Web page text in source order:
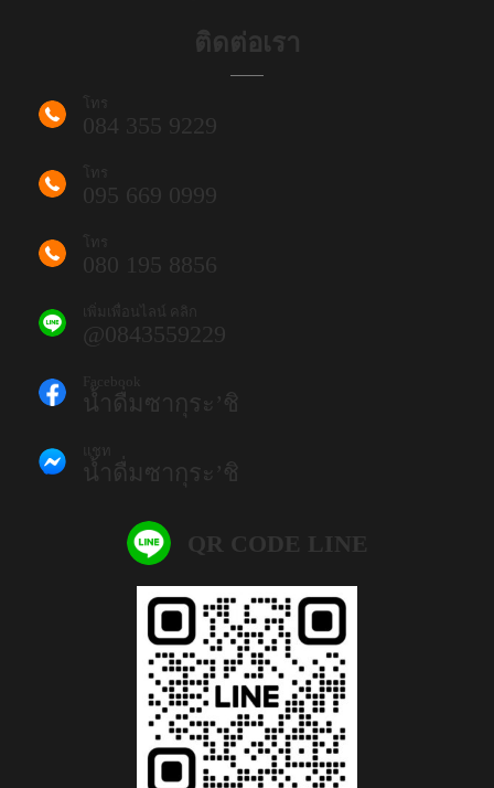
ติดต่อเรา
โทร
084 355 9229
โทร
095 669 0999
โทร
080 195 8856
@0843559229
น้ำดื่มซากุระ’ชิ
แชท
น้ำดื่มซากุระ’ชิ
QR CODE LINE